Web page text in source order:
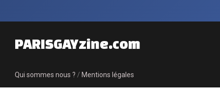
PARISGAYzine.com
Qui sommes nous ? / Mentions légales